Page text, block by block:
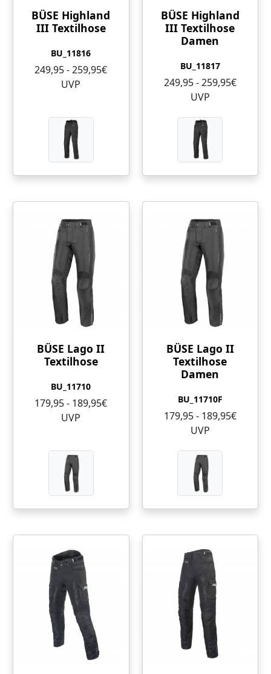
BÜSE Highland
III Textilhose
BU_11816
249,95 - 259,95€
UVP
BÜSE Highland
III Textilhose
Damen
BU_11817
249,95 - 259,95€
UVP
BÜSE Lago II
Textilhose
BU_11710
179,95 - 189,95€
UVP
BÜSE Lago II
Textilhose
Damen
BU_11710F
179,95 - 189,95€
UVP